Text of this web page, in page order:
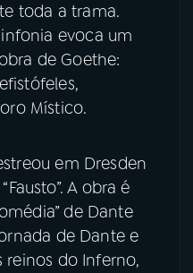
toda a trama.
evoca um
de Goethe:
Místico.
em Dresden
A obra é
de Dante
de Dante e
do Inferno,